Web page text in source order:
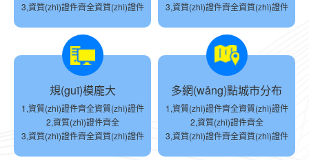
3,資質(zhì)證件齊全資質(zhì)證件
3,資質(zhì)證件齊全資質(zhì)證件
規(guī)模龐大
1,資質(zhì)證件齊全資質(zhì)證件
2,資質(zhì)證件齊全
3,資質(zhì)證件齊全資質(zhì)證件
多網(wǎng)點城市分布
1,資質(zhì)證件齊全資質(zhì)證件
2,資質(zhì)證件齊全
3,資質(zhì)證件齊全資質(zhì)證件